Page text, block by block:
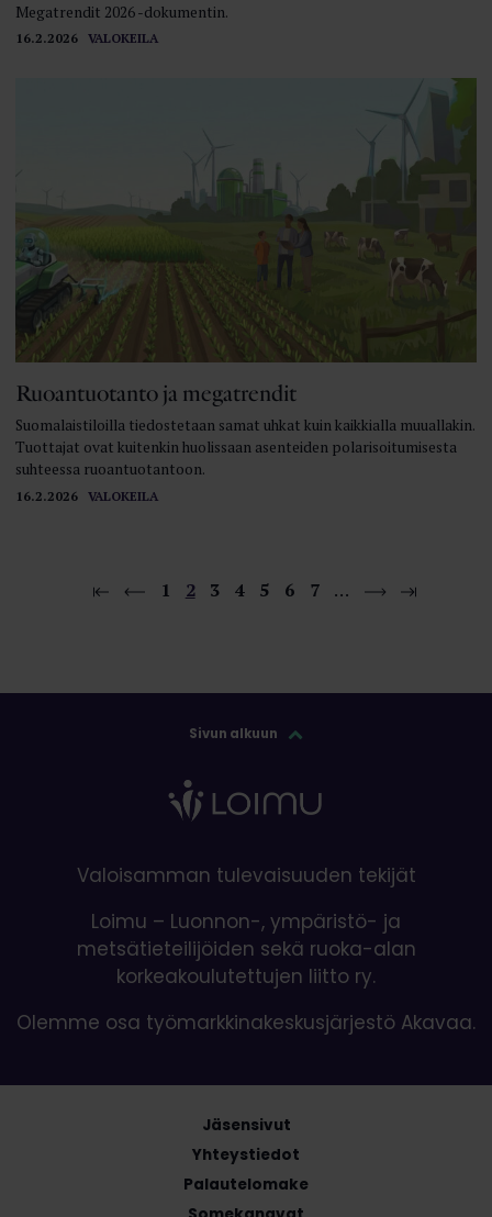
16.2.2026 VALOKEILA
Megatrendit 2026 -dokumentin.
16.2.2026 VALOKEILA
Ruoantuotanto ja megatrendit
Suomalaistiloilla tiedostetaan samat uhkat kuin kaikkialla muuallakin.
Tuottajat ovat kuitenkin huolissaan asenteiden polarisoitumisesta
suhteessa ruoantuotantoon.
1 2 3 4 5 6 7 …
Sivun alkuun
Valoisamman tulevaisuuden tekijät
Loimu – Luonnon-, ympäristö- ja
metsätieteilijöiden sekä ruoka-alan
korkeakoulutettujen liitto ry.
Olemme osa työmarkkinakeskusjärjestö Akavaa.
Jäsensivut
Yhteystiedot
Palautelomake